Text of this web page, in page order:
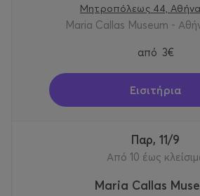
Μητροπόλεως 44, Αθήνα
Maria Callas Museum -
από 3€
Εισιτήρια
Παρ, 11/9
Από 10 έως
Maria Callas